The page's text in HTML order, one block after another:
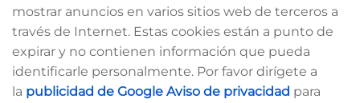
mostrar anuncios en varios sitios web de terceros a
través de Internet. Estas cookies están a punto de
expirar y no contienen información que pueda
identificarle personalmente. Por favor dirígete a
la publicidad de Google Aviso de privacidad para